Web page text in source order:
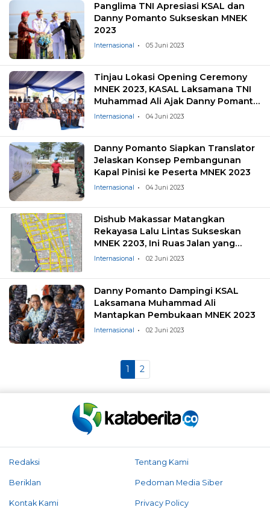
Panglima TNI Apresiasi KSAL dan
Danny Pomanto Sukseskan MNEK
2023
Internasional 05 Juni 2023
Tinjau Lokasi Opening Ceremony
MNEK 2023, KASAL Laksamana TNI
Muhammad Ali Ajak Danny Pomanto
Jajal KRI Bung Karno-369
Internasional 04 Juni 2023
Danny Pomanto Siapkan Translator
Jelaskan Konsep Pembangunan
Kapal Pinisi ke Peserta MNEK 2023
Internasional 04 Juni 2023
Dishub Makassar Matangkan
Rekayasa Lalu Lintas Sukseskan
MNEK 2203, Ini Ruas Jalan yang
Ditutup
Internasional 02 Juni 2023
Danny Pomanto Dampingi KSAL
Laksamana Muhammad Ali
Mantapkan Pembukaan MNEK 2023
Internasional 02 Juni 2023
1 2
Redaksi Tentang Kami
Beriklan Pedoman Media Siber
Kontak Kami Privacy Policy